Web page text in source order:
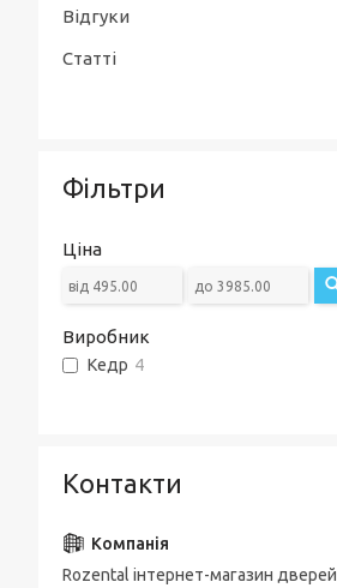
Відгуки
Статті
Фільтри
Ціна
Виробник
Кедр 4
Контакти
Rozental інтернет-магазин дверей